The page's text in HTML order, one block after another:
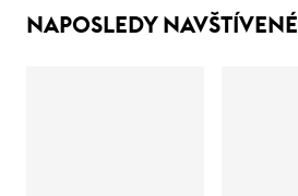
NAPOSLEDY NAVŠTÍVENÉ